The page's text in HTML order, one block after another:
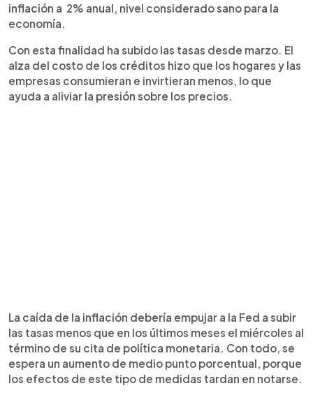
inflación a 2% anual, nivel considerado sano para la
economía.
Con esta finalidad ha subido las tasas desde marzo. El
alza del costo de los créditos hizo que los hogares y las
empresas consumieran e invirtieran menos, lo que
ayuda a aliviar la presión sobre los precios.
La caída de la inflación debería empujar a la Fed a subir
las tasas menos que en los últimos meses el miércoles al
término de su cita de política monetaria. Con todo, se
espera un aumento de medio punto porcentual, porque
los efectos de este tipo de medidas tardan en notarse.